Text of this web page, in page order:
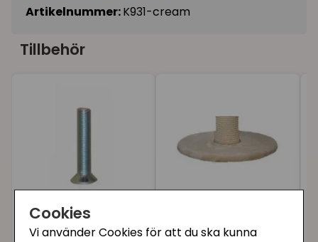
Cookies
Vi använder Cookies för att du ska kunna
Artikelnummer:K931-cream
Tillbehör
Kattens No.1 Skruv
Kattens No.1 rund